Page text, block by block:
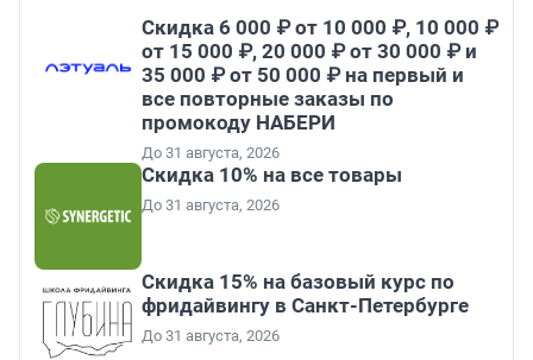
Скидка 6 000 ₽ от 10 000 ₽, 10 000 ₽
от 15 000 ₽, 20 000 ₽ от 30 000 ₽ и
35 000 ₽ от 50 000 ₽ на первый и
все повторные заказы по
промокоду НАБЕРИ
До 31 августа, 2026
Скидка 10% на все товары
До 31 августа, 2026
Скидка 15% на базовый курс по
фридайвингу в Санкт-Петербурге
До 31 августа, 2026